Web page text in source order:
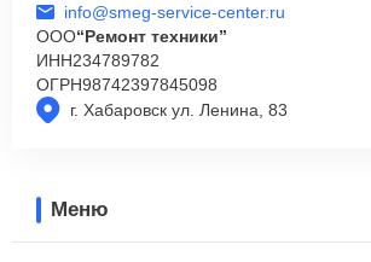
г. Хабаровск ул. Ленина, 83
info@smeg-service-center.ru
ООО“Ремонт техники”
ИНН234789782
ОГРН98742397845098
Меню